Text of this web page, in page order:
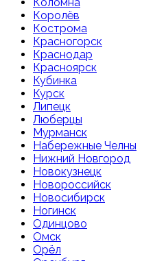
Королёв
Кострома
Красногорск
Краснодар
Красноярск
Кубинка
Курск
Липецк
Люберцы
Мурманск
Набережные Челны
Нижний Новгород
Новокузнецк
Новороссийск
Новосибирск
Ногинск
Одинцово
Омск
Орёл